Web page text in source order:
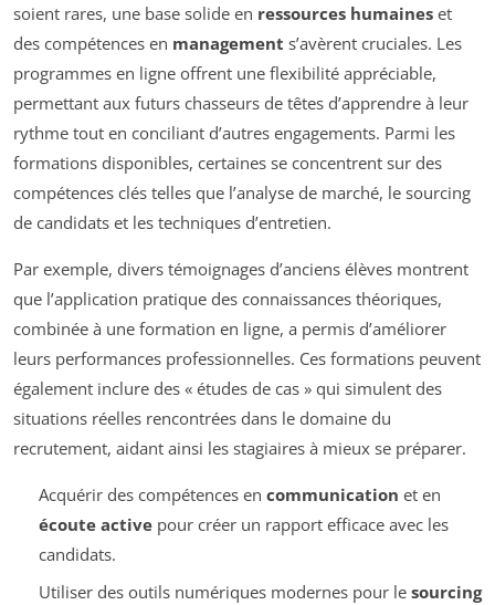
soient rares, une base solide en ressources humaines et
des compétences en management s’avèrent cruciales. Les
programmes en ligne offrent une flexibilité appréciable,
permettant aux futurs chasseurs de têtes d’apprendre à leur
rythme tout en conciliant d’autres engagements. Parmi les
formations disponibles, certaines se concentrent sur des
compétences clés telles que l’analyse de marché, le sourcing
de candidats et les techniques d’entretien.
Par exemple, divers témoignages d’anciens élèves montrent
que l’application pratique des connaissances théoriques,
combinée à une formation en ligne, a permis d’améliorer
leurs performances professionnelles. Ces formations peuvent
également inclure des « études de cas » qui simulent des
situations réelles rencontrées dans le domaine du
recrutement, aidant ainsi les stagiaires à mieux se préparer.
Acquérir des compétences en communication et en
écoute activepour créer un rapport efficace avec les
candidats.
Utiliser des outils numériques modernes pour le sourcing